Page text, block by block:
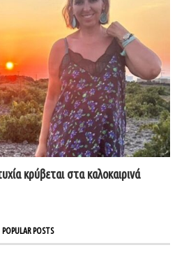
κρύβεται στα καλοκαιρινά
POPULAR POSTS